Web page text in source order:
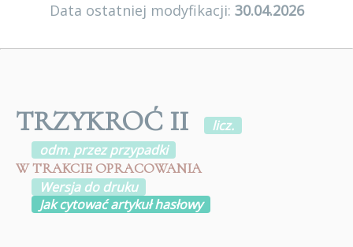
Data ostatniej modyfikacji: 30.04.2026
TRZYKROĆ II
licz.
odm. przez przypadki
W TRAKCIE OPRACOWANIA
Wersja do druku
Jak cytować artykuł hasłowy